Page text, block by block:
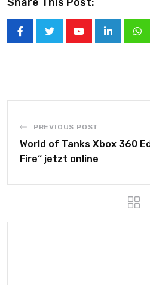
PREVIOUS POST
World of Tanks Xbox 360
Fire“ jetzt online